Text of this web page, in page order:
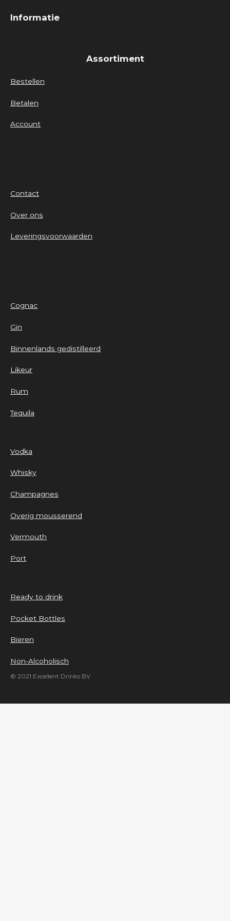
Informatie
Assortiment
Bestellen
Betalen
Account
Contact
Over ons
Leveringsvoorwaarden
Cognac
Gin
Binnenlands gedistilleerd
Likeur
Rum
Tequila
Vodka
Whisky
Champagnes
Overig mousserend
Vermouth
Port
Ready to drink
Pocket Bottles
Bieren
Non-Alcoholisch
© 2021 Excellent Drinks BV